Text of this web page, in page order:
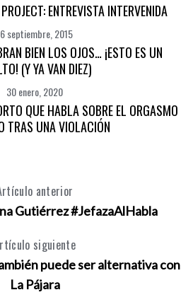
ENTREVISTA INTERVENIDA
septiembre, 2015
BIEN LOS OJOS… ¡ESTO ES UN
(Y YA VAN DIEZ)
30 enero, 2020
QUE HABLA SOBRE EL ORGASMO
TRAS UNA VIOLACIÓN
anterior
Gutiérrez #JefazaAlHabla
siguiente
puede ser alternativa con
La Pájara